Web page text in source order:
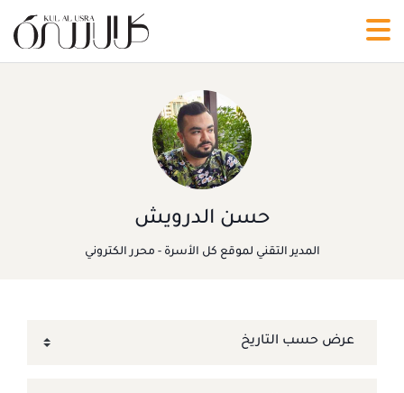
حسن الدرويش
المدير التقني لموقع كل الأسرة - محرر الكتروني